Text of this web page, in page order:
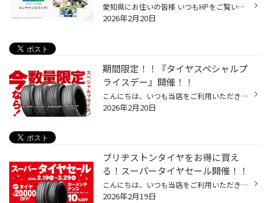
愛知県にお住いの皆様 いつもHPをご覧いただきありがとうございます。 タイヤ館アプリダウンロードでお得にタイヤGET‼ こちらから タイヤ館のメンテナンスパックについて ご案内をさせていただく前に 最近 愛知県に引っ越しをされた方 オイル交換や車検を行う場所は お決まりでしょうか。 タイヤ館...
2026年2月20日
期間限定！！『タイヤスペシャルプ
ライスデー』開催！！
こんにちは、いつも当店をご利用いただきましてありがとうございます。 2/20(金)～3/1(日)まで、コクピット・タイヤ館におきまして、 期間限定！ サイズ限定！！ 数量限定！！！ お得にお買い求めいただける、「タイヤスペシャルプライスデー」がスタートします！ お得なタイヤのご紹介！！ ワゴンR...
2026年2月20日
ブリヂストンタイヤをお得に買え
る！スーパータイヤセール開催！！
こんにちは、いつも当店をご利用いただきましてありがとうございます。 コクピット・タイヤ館では、ブリヂストンタイヤをお得に買える！ スーパータイヤセールを2月19日(木)から3月29日(日)まで開催いたします！ ブリヂストンのタイヤを4本ご購入で最大20,000円引き！ タイヤをお得にご購入頂けるチ...
2026年2月19日